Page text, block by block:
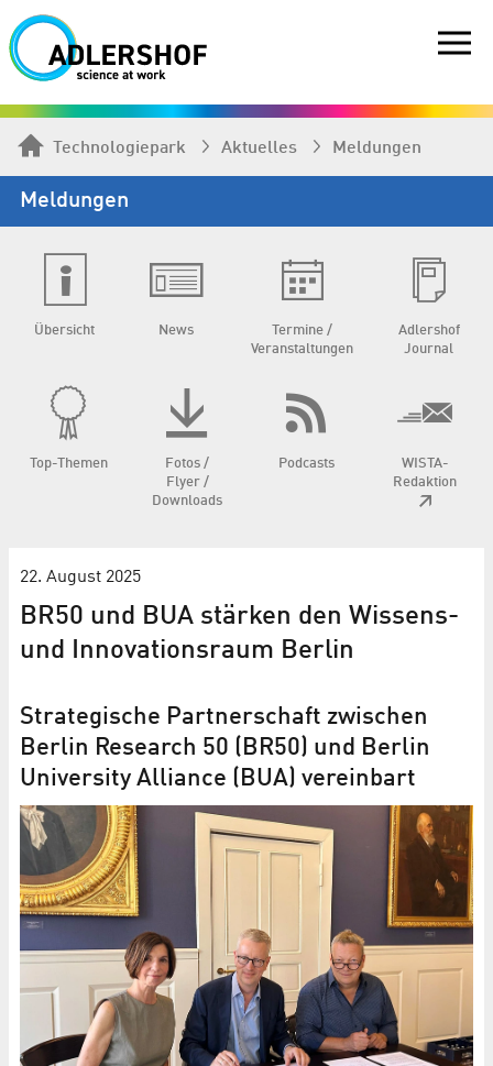
Technologiepark Aktuelles Meldungen
Meldungen
Übersicht News
Termine /
Veranstaltungen
Adlershof
Journal
Top-Themen
Fotos /
Flyer /
Downloads
Podcasts
WISTA-
Redaktion
22. August 2025
BR50 und BUA stärken den Wissens-
und Innovationsraum Berlin
Strategische Partnerschaft zwischen
Berlin Research 50 (BR50) und Berlin
University Alliance (BUA) vereinbart